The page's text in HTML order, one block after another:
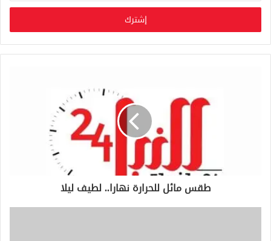
خ
ب
ر
ي
ي
طقس مائل للحرارة نهارا.. لطيف ليلا